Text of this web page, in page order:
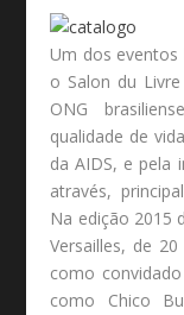
Um dos
o Salon du
ONG
qualidade de
da AIDS, e pela
através,
Na edição 2015
Versailles, de
como
como Chico